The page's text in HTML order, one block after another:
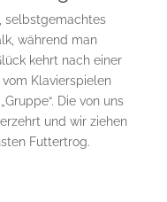
selbstgemachtes
während man
kehrt nach einer
Klavierspielen
Die von uns
und wir ziehen
Futtertrog.